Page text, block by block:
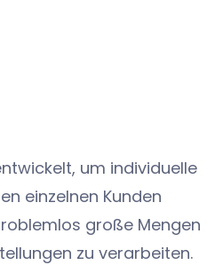
um individuelle
einzelnen Kunden
große Mengen
zu verarbeiten.